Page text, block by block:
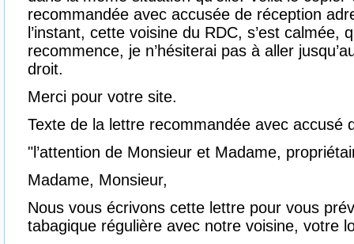
recommandée avec accusée de réception
l’instant, cette voisine du RDC, s’est calmée,
recommence, je n’hésiterai pas à aller
droit.
Merci pour votre site.
Texte de la lettre recommandée avec accusé
"l’attention de Monsieur et Madame,
Madame, Monsieur,
Nous vous écrivons cette lettre pour vous
tabagique régulière avec notre voisine, votre